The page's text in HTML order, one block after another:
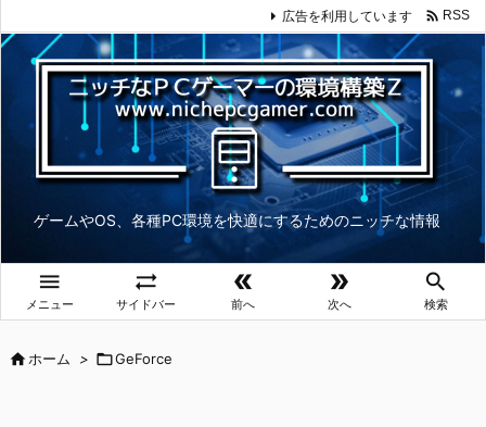
ゲームやOS、各種PC環境を快適にするためのニッチな情報

メニュー

サイドバー

前へ

次へ

検索
広告を利用しています  RSS
ホーム > GeForce